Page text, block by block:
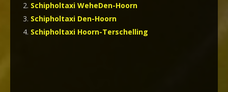
Schipholtaxi WeheDen-Hoorn
Schipholtaxi Den-Hoorn
Schipholtaxi Hoorn-Terschelling